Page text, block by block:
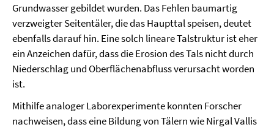
Grundwasser gebildet wurden. Das Fehlen baumartig
verzweigter Seitentäler, die das Haupttal speisen, deutet
ebenfalls darauf hin. Eine solch lineare Talstruktur ist eher
ein Anzeichen dafür, dass die Erosion des Tals nicht durch
Niederschlag und Oberflächenabfluss verursacht worden
ist.
Mithilfe analoger Laborexperimente konnten Forscher
nachweisen, dass eine Bildung von Tälern wie Nirgal Vallis